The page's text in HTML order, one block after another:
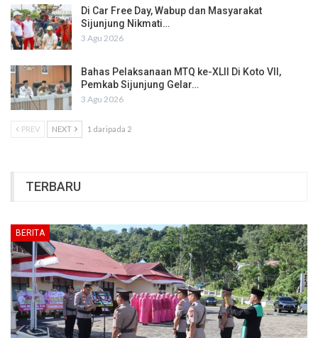
Di Car Free Day, Wabup dan Masyarakat
Sijunjung Nikmati…
3 Agu 2026
Bahas Pelaksanaan MTQ ke-XLII Di Koto VII,
Pemkab Sijunjung Gelar…
3 Agu 2026
PREV NEXT 1 daripada 2
TERBARU
BERITA